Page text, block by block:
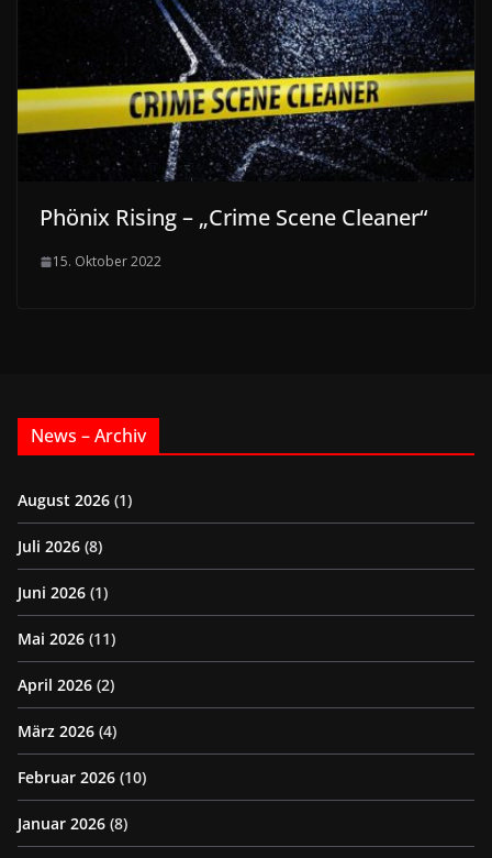
Phönix Rising – „Crime Scene Cleaner“
15. Oktober 2022
News – Archiv
August 2026 (1)
Juli 2026 (8)
Juni 2026 (1)
Mai 2026 (11)
April 2026 (2)
März 2026 (4)
Februar 2026 (10)
Januar 2026 (8)